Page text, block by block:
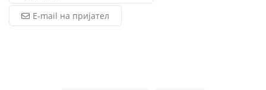
E-mail на пријател